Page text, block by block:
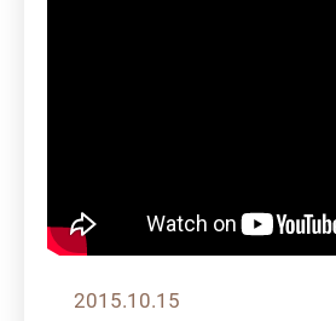
2015.10.15